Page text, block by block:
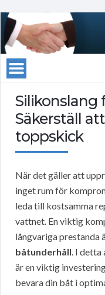
Silikonslang
Säkerställ
toppskick
När det gäller att
inget rum för
leda till kostsamma
vattnet. En viktig
långvariga prestanda
båtunderhåll. I
är en viktig
bevara din båt i